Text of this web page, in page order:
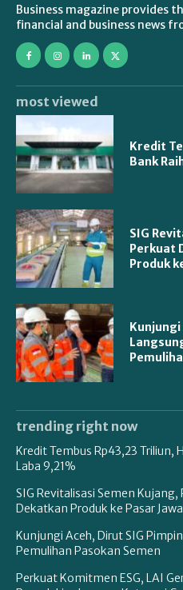
Business magazine provides
financial and business news
most viewed
Kredit
Bank
SIG
Perkuat
Produk
trending right now
Kredit Tembus Rp43,23 Triliun,
Laba 9,21%
SIG Revitalisasi Semen
Dekatkan Produk ke Pasar
Kunjungi Aceh, Dirut SIG
Pemulihan Pasokan Semen
Perkuat Komitmen ESG, LAI